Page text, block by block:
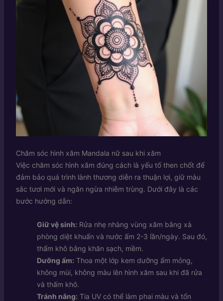
Chăm sóc hình xăm Mandala nữ sau khi xăm
Việc chăm sóc hình xăm đúng cách là yếu tố then chốt để
đảm bảo quá trình lành thương diễn ra thuận lợi, giữ màu
sắc tươi mới và ngăn ngừa nhiễm trùng. Dưới đây là các
bước hướng dẫn:
Giữ vệ sinh: Rửa nhẹ nhàng vùng xăm bằng xà
phòng diệt khuẩn và nước ấm 2-3 lần/ngày. Sau đó,
thấm khô bằng khăn sạch, mềm.
Dưỡng ẩm: Thoa một lớp kem dưỡng ẩm mỏng,
không mùi, không màu lên hình xăm sau khi đã rửa
và thấm khô.
Tránh nắng: Tia UV có thể làm phai màu và tổn